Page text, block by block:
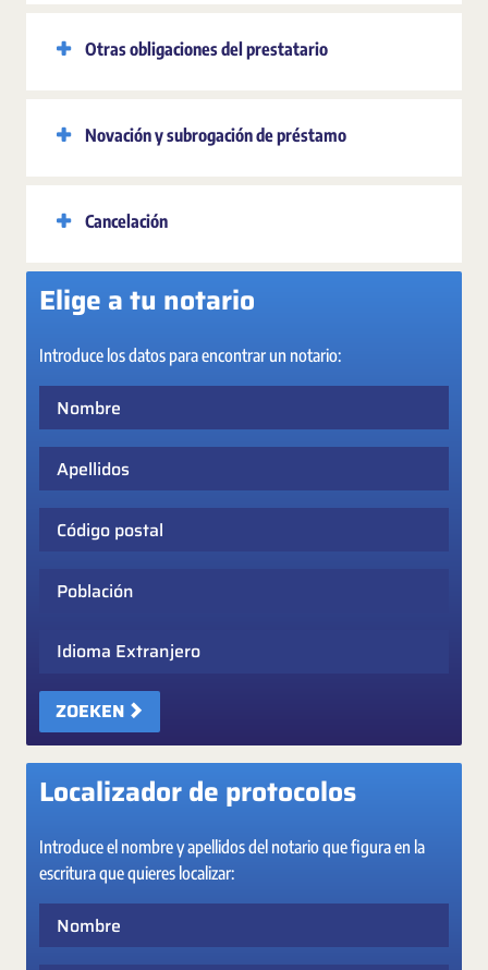
Otras obligaciones del prestatario
Novación y subrogación de préstamo
Cancelación
Elige a tu notario
Introduce los datos para encontrar un notario:
Idioma Extranjero
ZOEKEN
Localizador de protocolos
Introduce el nombre y apellidos del notario que figura en la
escritura que quieres localizar: